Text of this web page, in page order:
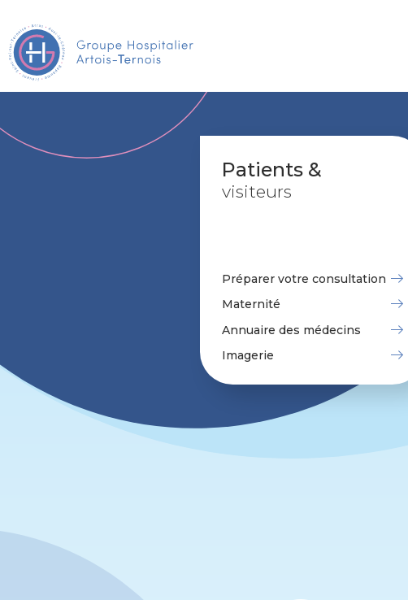
Patients &
visiteurs
Préparer votre consultation
Maternité
Annuaire des médecins
Imagerie